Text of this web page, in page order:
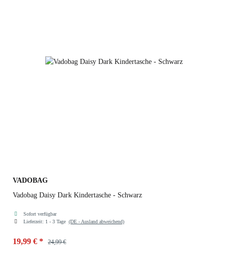
VADOBAG
Vadobag Daisy Dark Kindertasche - Schwarz
Sofort verfügbar
Lieferzeit: 1 - 3 Tage (DE - Ausland abweichend)
19,99 € * 24,99 €